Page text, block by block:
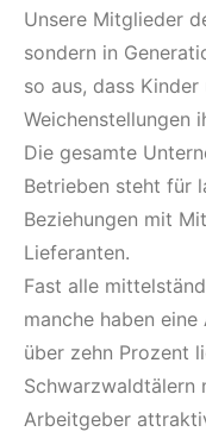
Unsere Mitglieder
sondern in
so aus, dass
Weichenstellungen
Die gesamte
Betrieben steht für
Beziehungen mit
Lieferanten.
Fast alle
manche haben
über zehn Prozent
Schwarzwaldtälern
Arbeitgeber